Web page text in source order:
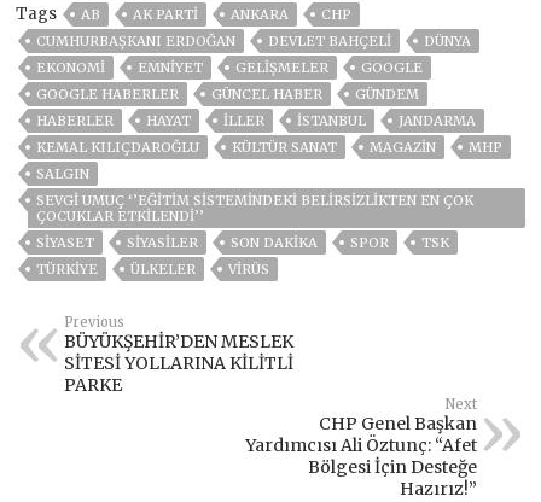
Tags AB AK PARTİ ANKARA
CHP
CUMHURBAŞKANI ERDOĞAN
DEVLET BAHÇELİ
DÜNYA
EKONOMİ
EMNİYET GELIŞMELER
GOOGLE
GOOGLE HABERLER
GÜNCEL HABER
GÜNDEM
HABERLER
HAYAT İLLER ISTANBUL
JANDARMA
KEMAL KILIÇDAROĞLU
KÜLTÜR SANAT MAGAZİN
MHP
SALGIN
SEVGI UMUÇ ‘’EĞITIM SISTEMINDEKI BELIRSIZLIKTEN EN ÇOK
ÇOCUKLAR ETKILENDI’’
SİYASET
SİYASİLER SON DAKIKA SPOR
TSK
TÜRKİYE
ÜLKELER VIRÜS
Previous
BÜYÜKŞEHİR’DEN MESLEK
SİTESİ YOLLARINA KİLİTLİ
PARKE
Next
CHP Genel Başkan
Yardımcısı Ali Öztunç: “Afet
Bölgesi İçin Desteğe
Hazırız!”